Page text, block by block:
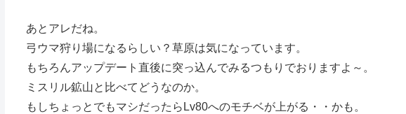
あとアレだね。
弓ウマ狩り場になるらしい？草原は気になっています。
もちろんアップデート直後に突っ込んでみるつもりでおりますよ～。
ミスリル鉱山と比べてどうなのか。
もしちょっとでもマシだったらLv80へのモチベが上がる・・かも。